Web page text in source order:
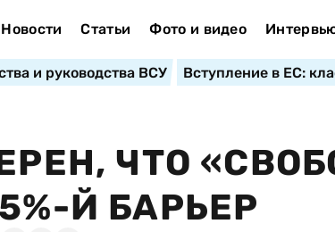
Новости Статьи Фото и видео
и руководства ВСУ Вступление в ЕС:
ЧТО
Й БАРЬЕР